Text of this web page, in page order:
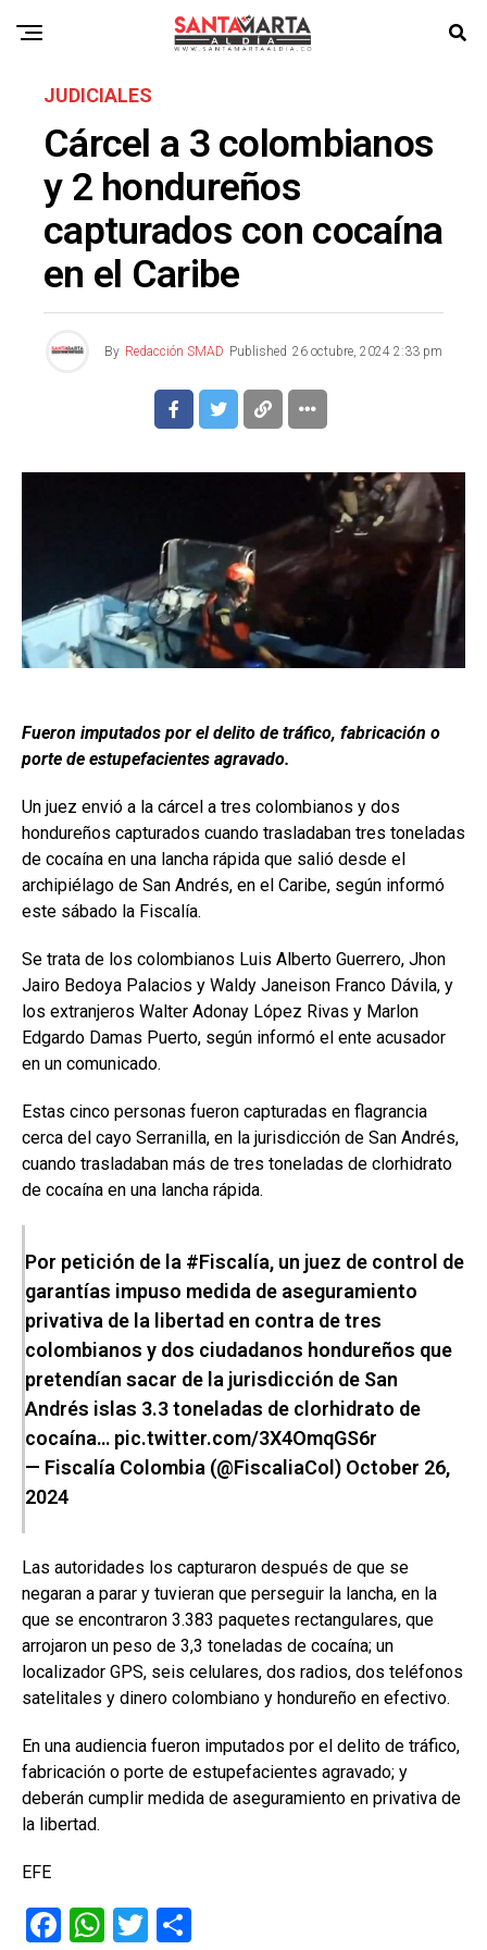
JUDICIALES
Cárcel a 3 colombianos
y 2 hondureños
capturados con cocaína
en el Caribe
By Redacción SMAD Published 26 octubre, 2024 2:33 pm
Fueron imputados por el delito de tráfico, fabricación o
porte de estupefacientes agravado.
Un juez envió a la cárcel a tres colombianos y dos
hondureños capturados cuando trasladaban tres toneladas
de cocaína en una lancha rápida que salió desde el
archipiélago de San Andrés, en el Caribe, según informó
este sábado la Fiscalía.
Se trata de los colombianos Luis Alberto Guerrero, Jhon
Jairo Bedoya Palacios y Waldy Janeison Franco Dávila, y
los extranjeros Walter Adonay López Rivas y Marlon
Edgardo Damas Puerto, según informó el ente acusador
en un comunicado.
Estas cinco personas fueron capturadas en flagrancia
cerca del cayo Serranilla, en la jurisdicción de San Andrés,
cuando trasladaban más de tres toneladas de clorhidrato
de cocaína en una lancha rápida.
Por petición de la #Fiscalía, un juez de control de
garantías impuso medida de aseguramiento
privativa de la libertad en contra de tres
colombianos y dos ciudadanos hondureños que
pretendían sacar de la jurisdicción de San
Andrés islas 3.3 toneladas de clorhidrato de
cocaína… pic.twitter.com/3X4OmqGS6r
— Fiscalía Colombia (@FiscaliaCol) October 26,
2024
Las autoridades los capturaron después de que se
negaran a parar y tuvieran que perseguir la lancha, en la
que se encontraron 3.383 paquetes rectangulares, que
arrojaron un peso de 3,3 toneladas de cocaína; un
localizador GPS, seis celulares, dos radios, dos teléfonos
satelitales y dinero colombiano y hondureño en efectivo.
En una audiencia fueron imputados por el delito de tráfico,
fabricación o porte de estupefacientes agravado; y
deberán cumplir medida de aseguramiento en privativa de
la libertad.
EFE
F
W T